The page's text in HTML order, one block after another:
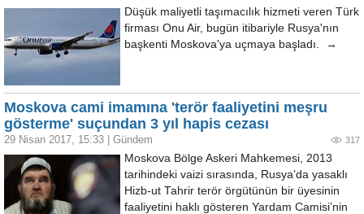
Düşük maliyetli taşımacılık hizmeti veren Türk
firması Onu Air, bugün itibariyle Rusya'nın
başkenti Moskova'ya uçmaya başladı. →
Moskova cami imamına 'terör faaliyetini meşru
gösterme' suçundan 3 yıl hapis cezası
29 Nisan 2017, 15:33 Gündem 317
Moskova Bölge Askeri Mahkemesi, 2013
tarihindeki vaizi sırasında, Rusya’da yasaklı
Hizb-ut Tahrir terör örgütünün bir üyesinin
faaliyetini haklı gösteren Yardam Camisi’nin